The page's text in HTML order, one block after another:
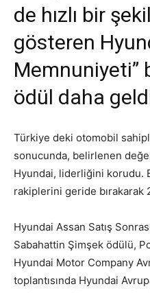
de hızlı bir
gösteren
Memnuniyeti”
ödül daha
Türkiye deki otomobil
sonucunda, belirlenen
Hyundai, liderliğini korudu.
rakiplerini geride bırakarak
Hyundai Assan Satış
Sabahattin Şimşek ödülü,
Hyundai Motor Company
toplantısında Hyundai